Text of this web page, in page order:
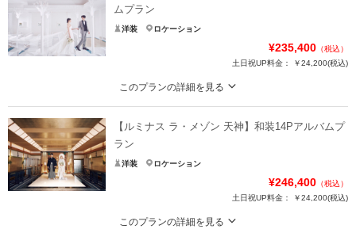
ムプラン
洋装 ロケーション
¥235,400 （税込）
土日祝UP料金：
￥24,200(税込)
このプランの詳細を見る
リュクスなウェディングフォトを手頃な価格で残せるスタンダードなプラン▶
通常￥254,000が￥214,000
ラ・メゾン天神の本物のチャペル・結婚式場で撮影できるプランです。
2種類の大階段や、ロマンティックなホワイエなどをはじめ、
天井高8m、壮大なスケールの『クリスタルスカイチャペル』は圧巻！！
多彩なフォトスポットで生涯の宝物になる1枚を✨
プラン詳細
【ルミナス ラ・メゾン 天神】和装14Pアルバムプ
ラン
洋装 ロケーション
¥246,400 （税込）
土日祝UP料金：
￥24,200(税込)
このプランの詳細を見る